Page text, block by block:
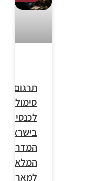
תרגום
סימולטני
לכנסים
בישראל:
המדריך
המלא
למארגנים